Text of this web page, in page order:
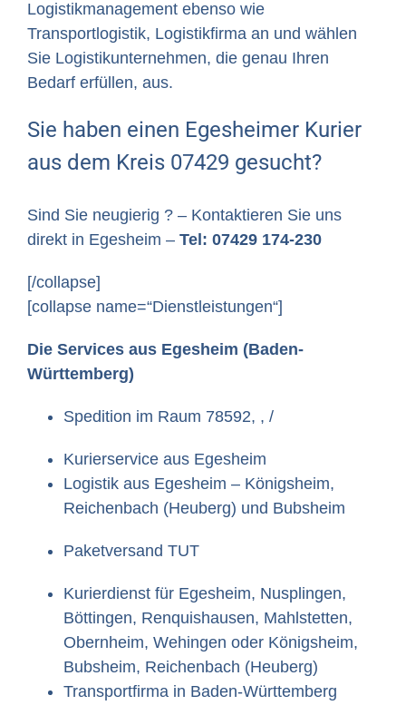
Logistikmanagement ebenso wie
Transportlogistik, Logistikfirma an und wählen
Sie Logistikunternehmen, die genau Ihren
Bedarf erfüllen, aus.
Sie haben einen Egesheimer Kurier
aus dem Kreis 07429 gesucht?
Sind Sie neugierig ? – Kontaktieren Sie uns
direkt in Egesheim – Tel: 07429 174-230
[/collapse]
[collapse name=“Dienstleistungen“]
Die Services aus Egesheim (Baden-
Württemberg)
Spedition im Raum 78592, , /
Kurierservice aus Egesheim
Logistik aus Egesheim – Königsheim,
Reichenbach (Heuberg) und Bubsheim
Paketversand TUT
Kurierdienst für Egesheim, Nusplingen,
Böttingen, Renquishausen, Mahlstetten,
Obernheim, Wehingen oder Königsheim,
Bubsheim, Reichenbach (Heuberg)
Transportfirma in Baden-Württemberg